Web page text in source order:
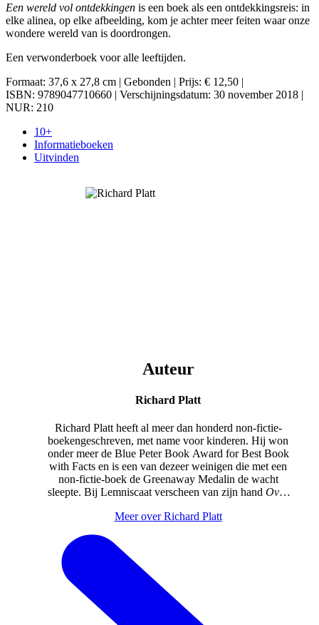
Een wereld vol ontdekkingen is een boek als een ontdekkingsreis: in
elke alinea, op elke afbeelding, kom je achter meer feiten waar onze
wondere wereld van is doordrongen.
Een verwonderboek voor alle leeftijden.
Formaat: 37,6 x 27,8 cm | Gebonden | Prijs: € 12,50 |
ISBN: 9789047710660 | Verschijningsdatum: 30 november 2018 |
NUR: 210
10+
Informatieboeken
Uitvinden
Auteur
Richard Platt
Richard Platt heeft al meer dan honderd non-fictie-
boekengeschreven, met name voor kinderen. Hij won
onder meer de Blue Peter Book Award for Best Book
with Facts en is een van dezeer weinigen die met een
non-fictie-boek de Greenaway Medalin de wacht
sleepte. Bij Lemniscaat verscheen van zijn hand Over
WWW.RICHARDPLATT.CO.UK
Meer over Richard Platt